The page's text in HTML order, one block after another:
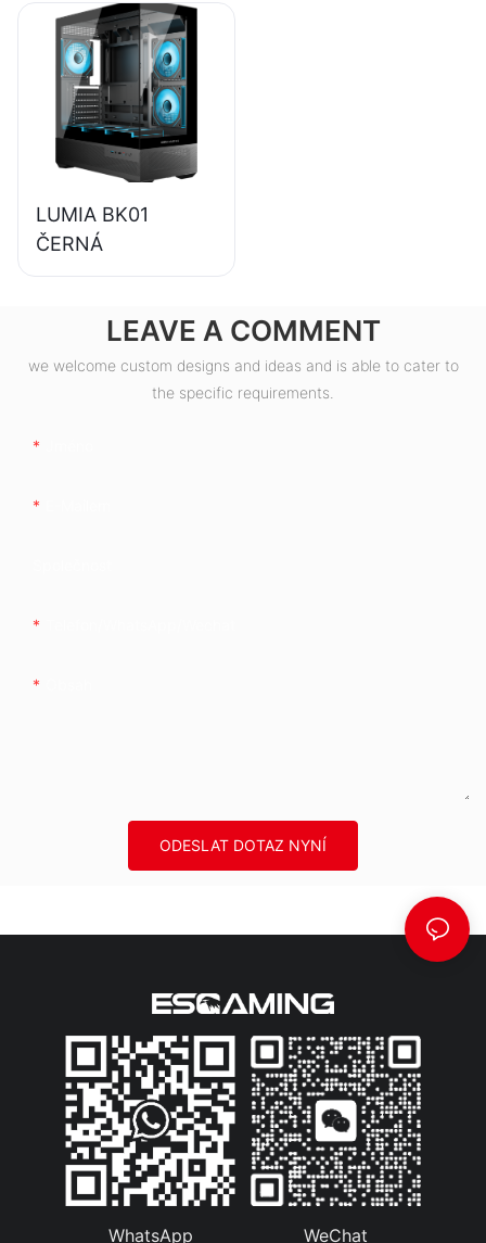
účinností 85 %,
certifikace 80+
Bronze pro stolní
počítače ESB550W
LUMIA BK01
ČERNÁ
LEAVE A COMMENT
we welcome custom designs and ideas and is able to cater to
the specific requirements.
ODESLAT DOTAZ NYNÍ
WhatsApp WeChat